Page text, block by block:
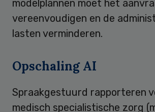
modelplannen moet het
vereenvoudigen en de
lasten verminderen.
Opschaling AI
Spraakgestuurd rapporteren
medisch specialistische zorg